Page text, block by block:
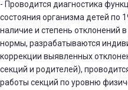
- Проводится диагностика
состояния организма детей по
наличие и степень отклонений
нормы, разрабатываются
коррекции выявленных
секций и родителей),
работы секций по уровню